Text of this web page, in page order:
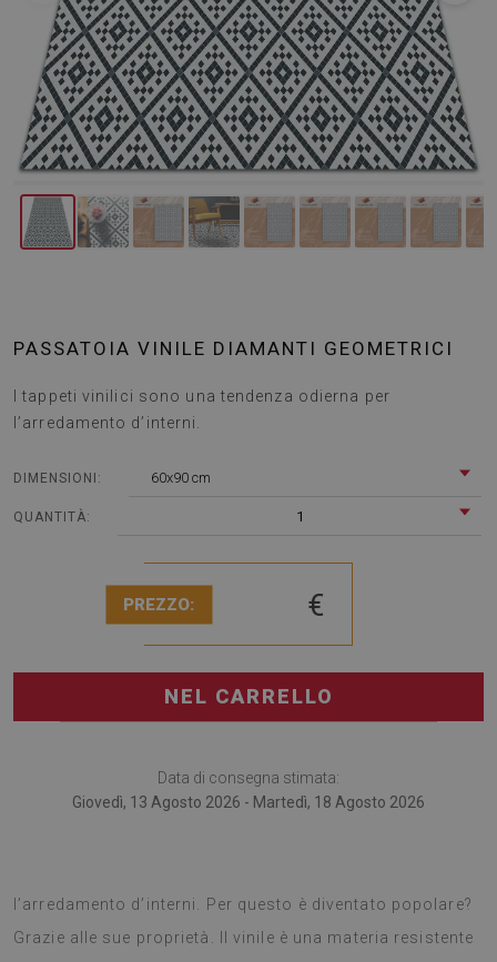
PASSATOIA VINILE DIAMANTI GEOMETRICI
I tappeti vinilici sono una tendenza odierna per
l’arredamento d’interni.
DIMENSIONI: 60x90 cm
QUANTITÀ: 1
PREZZO: €
NEL CARRELLO
Data di consegna stimata:
Giovedì, 13 Agosto 2026 - Martedì, 18 Agosto 2026
l’arredamento d’interni. Per questo è diventato popolare?
Grazie alle sue proprietà. Il vinile è una materia resistente